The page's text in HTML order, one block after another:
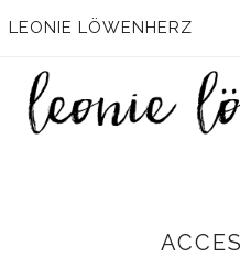
LEONIE LÖWENHERZ